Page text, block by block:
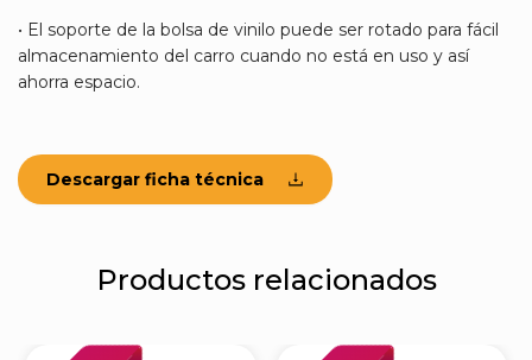
• El soporte de la bolsa de vinilo puede ser rotado para fácil
almacenamiento del carro cuando no está en uso y así
ahorra espacio.
Descargar ficha técnica
Productos relacionados